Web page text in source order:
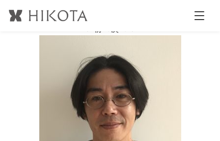
公開日時:
2018.3.3 289 × 300 UDA メイクアップセミナー)